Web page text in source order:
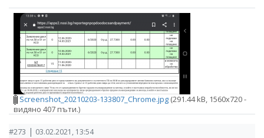
Screenshot_20210203-133807_Chrome.jpg (291.44 kB, 1560x720 -
видяно 407 пъти.)
#273 | 03.02.2021, 13:54